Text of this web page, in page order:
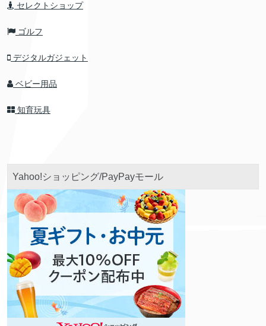
セレクトショップ
ゴルフ
デジタルガジェット
ベビー用品
知育玩具
Yahoo!ショッピング/PayPayモール